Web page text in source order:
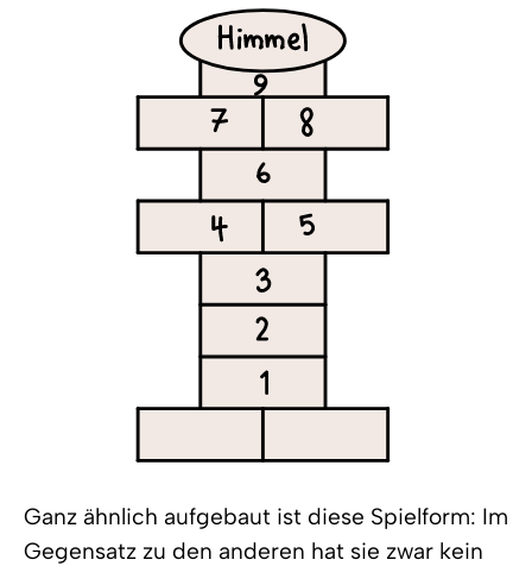
Ganz ähnlich aufgebaut ist diese Spielform: Im
Gegensatz zu den anderen hat sie zwar kein